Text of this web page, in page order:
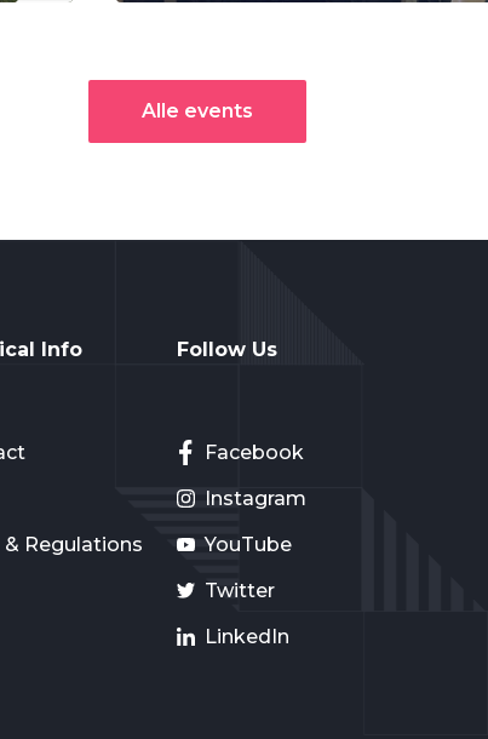
Alle events
Info
& Regulations
Follow Us
Facebook
Instagram
YouTube
Twitter
LinkedIn